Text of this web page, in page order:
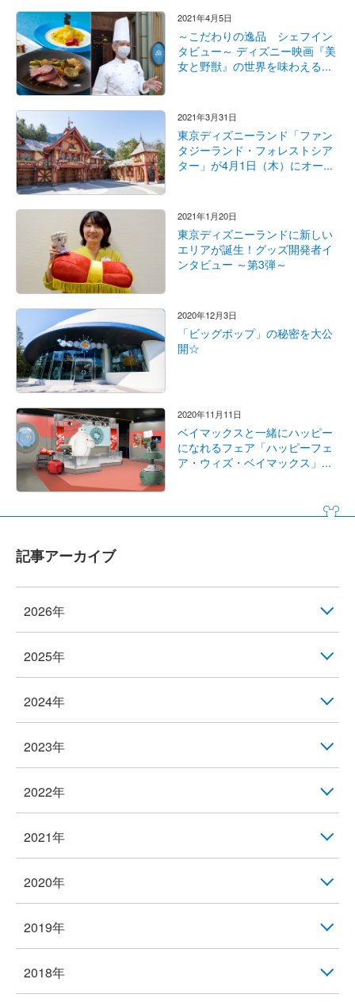
2021年4月5日
～こだわりの逸品 シェフイン
タビュー～ ディズニー映画『美
女と野獣』の世界を味わえる...
2021年3月31日
東京ディズニーランド「ファン
タジーランド・フォレストシア
ター」が4月1日（木）にオー...
2021年1月20日
東京ディズニーランドに新しい
エリアが誕生！グッズ開発者イ
ンタビュー ～第3弾～
2020年12月3日
「ビッグポップ」の秘密を大公
開☆
2020年11月11日
ベイマックスと一緒にハッピー
になれるフェア「ハッピーフェ
ア・ウィズ・ベイマックス」...
記事アーカイブ
2026年
2025年
2024年
2023年
2022年
2021年
2020年
2019年
2018年